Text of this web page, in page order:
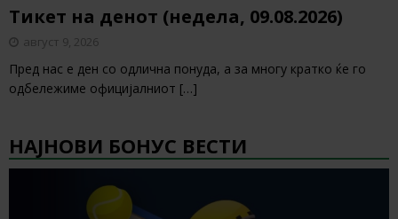
Тикет на денот (недела, 09.08.2026)
август 9, 2026
Пред нас е ден со одлична понуда, а за многу кратко ќе го
одбележиме официјалниот […]
НАЈНОВИ БОНУС ВЕСТИ